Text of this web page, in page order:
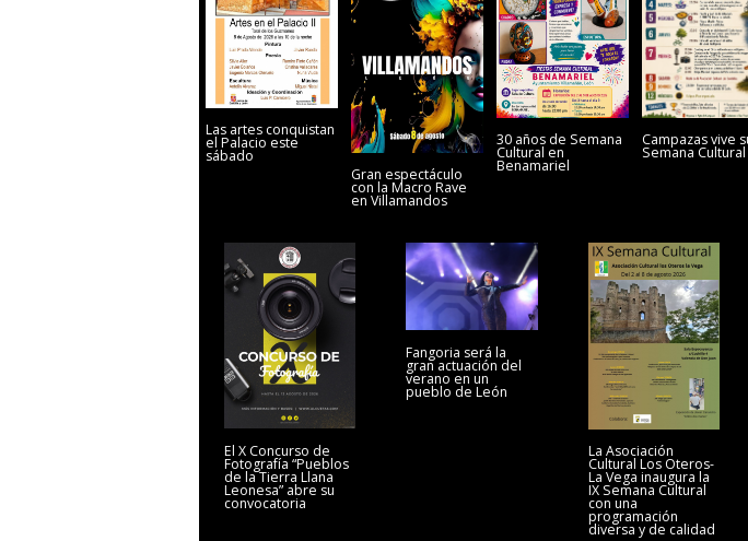
Las artes conquistan
el Palacio este
sábado
Gran espectáculo
con la Macro Rave
en Villamandos
30 años de Semana
Cultural en
Benamariel
Campazas vive
Semana Cultural
El X Concurso de
Fotografía “Pueblos
de la Tierra Llana
Leonesa” abre su
convocatoria
Fangoria será la
gran actuación del
verano en un
pueblo de León
La Asociación
Cultural Los Oteros-
La Vega inaugura la
IX Semana Cultural
con una
programación
diversa y de calidad